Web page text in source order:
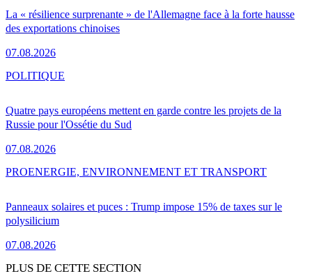
La « résilience surprenante » de l'Allemagne face à la forte hausse
des exportations chinoises
07.08.2026
Quatre pays européens mettent en garde contre les projets de la
Russie pour l'Ossétie du Sud
07.08.2026
POLITIQUE
Panneaux solaires et puces : Trump impose 15% de taxes sur le
polysilicium
07.08.2026
PROENERGIE, ENVIRONNEMENT ET TRANSPORT
PLUS DE CETTE SECTION